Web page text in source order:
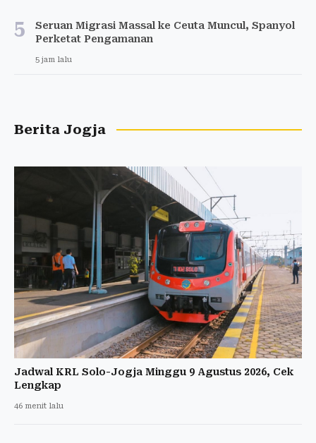
5
Seruan Migrasi Massal ke Ceuta Muncul, Spanyol
Perketat Pengamanan
5 jam lalu
Berita Jogja
Jadwal KRL Solo-Jogja Minggu 9 Agustus 2026, Cek
Lengkap
46 menit lalu